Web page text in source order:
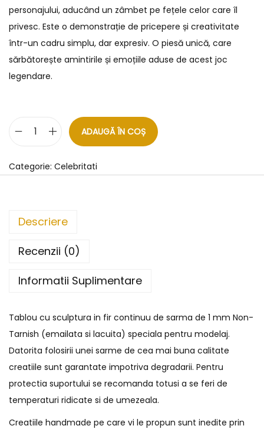
personajului, aducând un zâmbet pe fețele celor care îl
privesc. Este o demonstrație de pricepere și creativitate
într-un cadru simplu, dar expresiv. O piesă unică, care
sărbătorește amintirile și emoțiile aduse de acest joc
legendare.
ADAUGĂ ÎN COȘ
Categorie: Celebritati
Descriere
Recenzii (0)
Informatii Suplimentare
Tablou cu sculptura in fir continuu de sarma de 1 mm Non-
Tarnish (emailata si lacuita) speciala pentru modelaj.
Datorita folosirii unei sarme de cea mai buna calitate
creatiile sunt garantate impotriva degradarii. Pentru
protectia suportului se recomanda totusi a se feri de
temperaturi ridicate si de umezeala.
Creatiile handmade pe care vi le propun sunt inedite prin